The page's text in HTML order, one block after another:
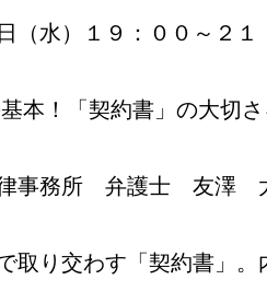
水）１９：００～２１
本！「契約書」の大切
律事務所 弁護士 友澤
取り交わす「契約書」。